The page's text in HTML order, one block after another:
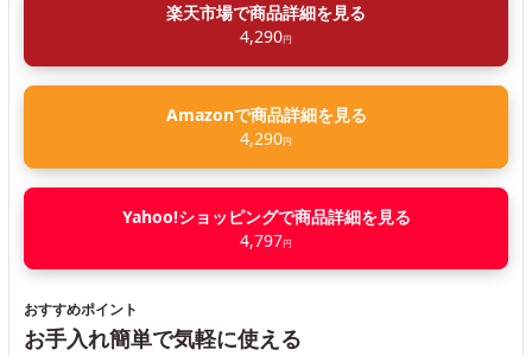
楽天市場で商品詳細を見る
4,290円
Amazonで商品詳細を見る
4,290円
Yahoo!ショッピングで商品詳細を見る
4,797円
おすすめポイント
お手入れ簡単で気軽に使える